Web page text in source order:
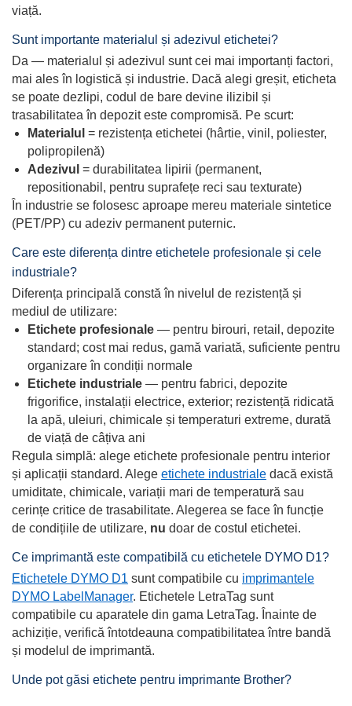
viață.
Sunt importante materialul și adezivul etichetei?
Da — materialul și adezivul sunt cei mai importanți factori,
mai ales în logistică și industrie. Dacă alegi greșit, eticheta
se poate dezlipi, codul de bare devine ilizibil și
trasabilitatea în depozit este compromisă. Pe scurt:
Materialul = rezistența etichetei (hârtie, vinil, poliester,
polipropilenă)
Adezivul = durabilitatea lipirii (permanent,
repositionabil, pentru suprafețe reci sau texturate)
În industrie se folosesc aproape mereu materiale sintetice
(PET/PP) cu adeziv permanent puternic.
Care este diferența dintre etichetele profesionale și cele
industriale?
Diferența principală constă în nivelul de rezistență și
mediul de utilizare:
Etichete profesionale — pentru birouri, retail, depozite
standard; cost mai redus, gamă variată, suficiente pentru
organizare în condiții normale
Etichete industriale — pentru fabrici, depozite
frigorifice, instalații electrice, exterior; rezistență ridicată
la apă, uleiuri, chimicale și temperaturi extreme, durată
de viață de câțiva ani
Regula simplă: alege etichete profesionale pentru interior
și aplicații standard. Alege etichete industriale dacă există
umiditate, chimicale, variații mari de temperatură sau
cerințe critice de trasabilitate. Alegerea se face în funcție
de condițiile de utilizare, nu doar de costul etichetei.
Ce imprimantă este compatibilă cu etichetele DYMO D1?
Etichetele DYMO D1 sunt compatibile cu imprimantele
DYMO LabelManager. Etichetele LetraTag sunt
compatibile cu aparatele din gama LetraTag. Înainte de
achiziție, verifică întotdeauna compatibilitatea între bandă
și modelul de imprimantă.
Unde pot găsi etichete pentru imprimante Brother?